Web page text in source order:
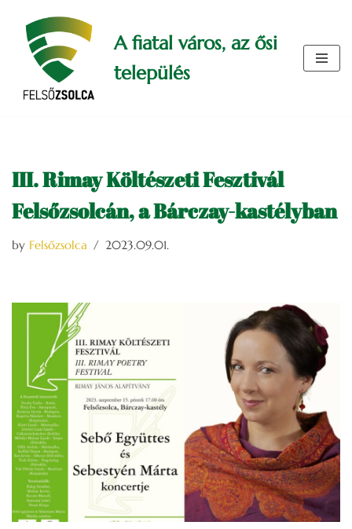
Skip
content
A fiatal város, az ősi
település
III. Rimay Költészeti Fesztivál
Felsőzsolcán, a Bárczay-kastélyban
by Felsőzsolca 2023.09.01.